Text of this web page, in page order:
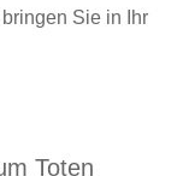
Sie in Ihr
Toten